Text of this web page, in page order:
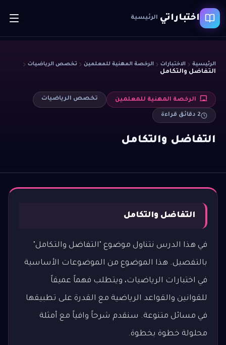
اختباراتي الرئيسية
الرئيسية الاختبارات الرخصة المهنية للمعلمين تخصص الرياضيات
التفاضل والتكامل
الرخصة المهنية للمعلمين تخصص الرياضيات
2 دقائق قراءة
التفاضل والتكامل
التفاضل والتكامل
في هذا الدرس نتناول موضوع "التفاضل والتكامل"
بالتفصيل. هذا الموضوع من الموضوعات الأساسية
في اختبارات الرياضيات، ويتطلب فهماً عميقاً
للقوانين والقواعد الرياضية مع القدرة على تطبيقها
في مسائل متنوعة. سنقدم شرحاً وافياً مع أمثلة
محلولة خطوة بخطوة.